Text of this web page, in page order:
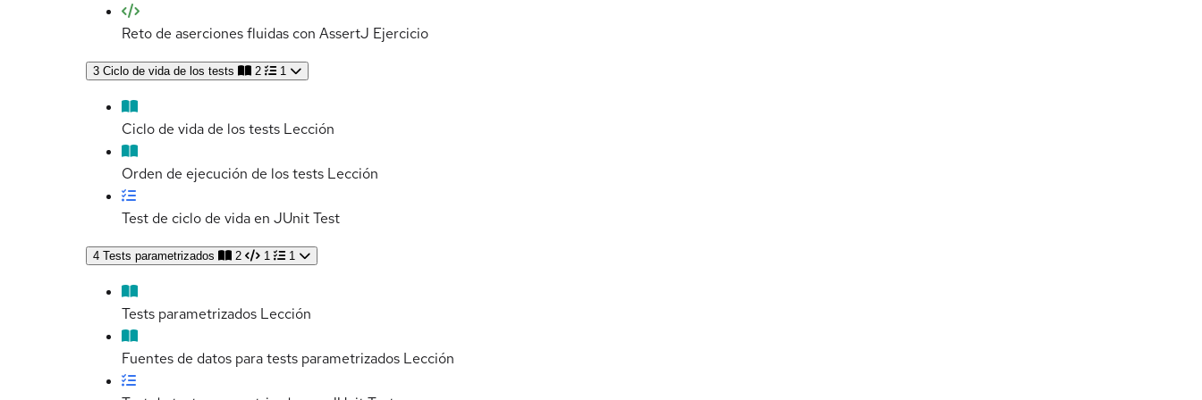
Reto de aserciones fluidas con AssertJ Ejercicio
3 Ciclo de vida de los tests 2 1
Ciclo de vida de los tests Lección
Orden de ejecución de los tests Lección
Test de ciclo de vida en JUnitTest
4 Tests parametrizados 2 1 1
Tests parametrizados Lección
Fuentes de datos para tests parametrizados Lección